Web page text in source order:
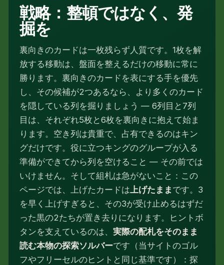
戦略：整頓ではなく、発
掘を
裏向きのカードは一枚残らず人質です。1枚を解
放する移動は、盤面を整えるだけの移動に常に
勝ります。裏向きのカードを表にする手を優先
し、その候補が2つあるなら、より多くのカード
を隠している列を掘りましょう — 6列目と7列
目は、それぞれ5枚と6枚を裏向きに抱えて始ま
ります。空き列は貴重で、占有できるのはキン
グだけです。役に立つキングのグループが入る
準備ができてから列を空けること — その前では
いけません。そして組札は急がないこと：この
ページでは、上げたカードは 上げたまま です。3
を早く上げすぎると、その3が受け止めるはずだ
った黒の2たちが置き去りになります。ヒントボ
タンを支えているのは、実際の配札をそのまま
読む本物の探索ソルバーです（当サイトのゴル
フやフリーセルのヒントと同じ基準です）：探